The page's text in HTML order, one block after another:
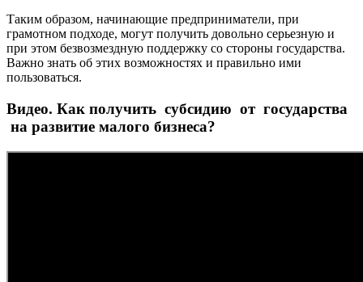
Таким образом, начинающие предприниматели, при
грамотном подходе, могут получить довольно серьезную и
при этом безвозмездную поддержку со стороны государства.
Важно знать об этих возможностях и правильно ими
пользоваться.
Видео. Как получить субсидию от государства
на развитие малого бизнеса?